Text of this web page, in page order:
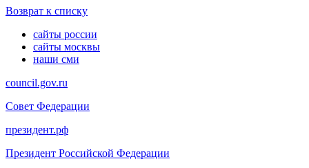
Возврат к списку
сайты россии
сайты москвы
наши сми
council.gov.ru
Совет Федерации
президент.рф
Президент Российской Федерации